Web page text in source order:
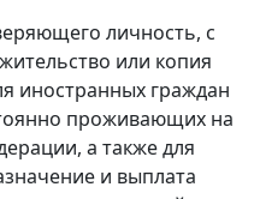
личность, с
или копия
иностранных граждан
проживающих на
а также для
и выплата